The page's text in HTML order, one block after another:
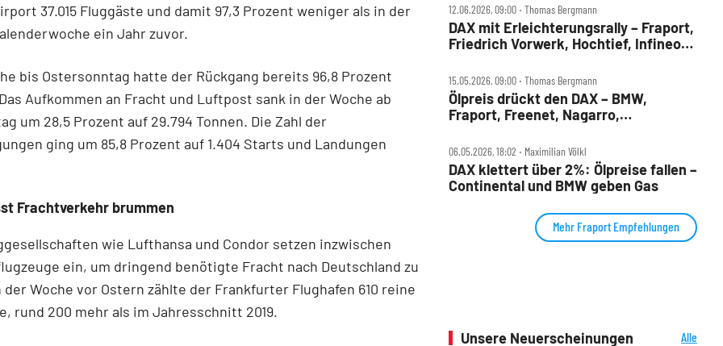
37.015 Fluggäste und damit 97,3 Prozent weniger als in der
ein Jahr zuvor.
bis Ostersonntag hatte der Rückgang bereits 96,8 Prozent
Aufkommen an Fracht und Luftpost sank in der Woche ab
um 28,5 Prozent auf 29.794 Tonnen. Die Zahl der
ging um 85,8 Prozent auf 1.404 Starts und Landungen
Frachtverkehr brummen
wie Lufthansa und Condor setzen inzwischen
ein, um dringend benötigte Fracht nach Deutschland zu
Woche vor Ostern zählte der Frankfurter Flughafen 610 reine
rund 200 mehr als im Jahresschnitt 2019.
12.06.2026, 09:00 ‧ Thomas Bergmann
DAX mit Erleichterungsrally – Fraport,
Friedrich Vorwerk, Hochtief, Infineon,
15.05.2026, 09:00 ‧ Thomas Bergmann
Ölpreis drückt den DAX – BMW,
Fraport, Freenet, Nagarro,
Check
06.05.2026, 18:02 ‧ Maximilian Völkl
DAX klettert über 2%: Ölpreise fallen –
Continental und BMW geben Gas
Mehr Fraport Empfehlungen
Unsere Neuerscheinungen
Alle